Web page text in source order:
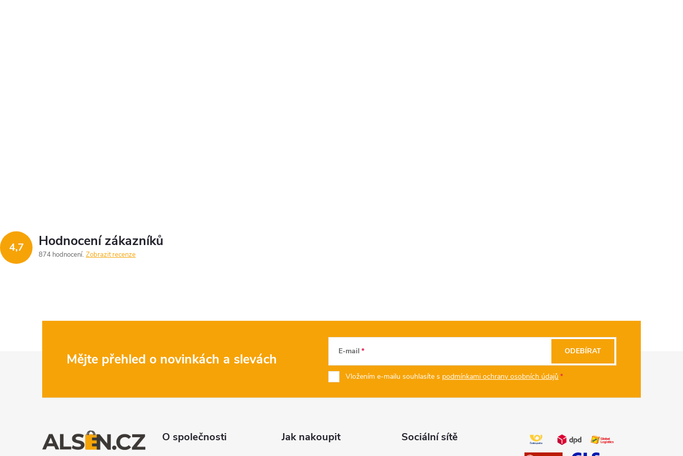
4,7 Hodnocení zákazníků
874 hodnocení Zobrazit recenze
Mějte přehled o novinkách a slevách E-mail
Vložením e-mailu souhlasíte s podmínkami ochrany osobních údajů
ODEBÍRAT
O společnosti Jak nakoupit Sociální sítě